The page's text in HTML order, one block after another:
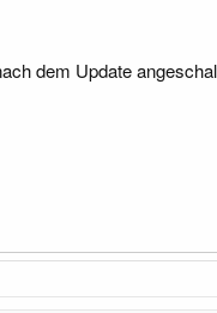
dem Update